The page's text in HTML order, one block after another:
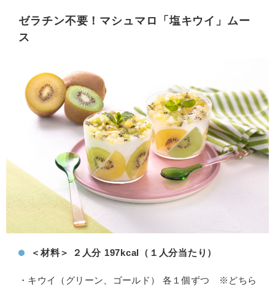
ゼラチン不要！マシュマロ「塩キウイ」ムー
ス
＜材料＞ ２人分 197kcal（１人分当たり）
・キウイ（グリーン、ゴールド） 各１個ずつ ※どちら